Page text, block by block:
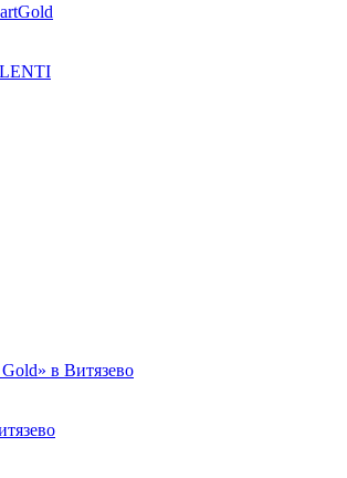
в Витязево